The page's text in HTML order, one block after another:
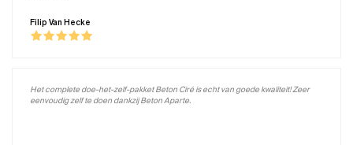
Filip Van Hecke
Het complete doe-het-zelf-pakket Beton Ciré is echt van goede kwaliteit! Zeer
eenvoudig zelf te doen dankzij Beton Aparte.